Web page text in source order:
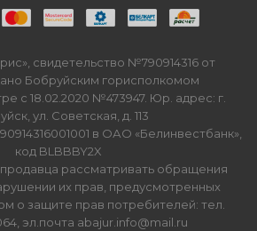
свидетельство №790914316 от
Бобруйским горисполкомом
с 18.02.2020 №473947. Юр. адрес: г.
ул. Советская, д. 113
в ОАО «Белинвестбанк»,
код BLBBBY2X
рассматривать обращения
их прав, предусмотренных
о защите прав потребителей: тел.
эл.почта abajur.info@mail.ru